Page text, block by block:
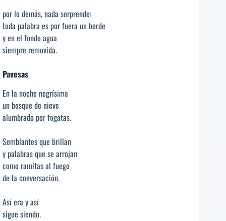
por lo demás, nada sorprende:
toda palabra es por fuera un borde
y en el fondo agua
siempre removida.
Pavesas
En la noche negrísima
un bosque de nieve
alumbrado por fogatas.
Semblantes que brillan
y palabras que se arrojan
como ramitas al fuego
de la conversación.
Así era y así
sigue siendo.